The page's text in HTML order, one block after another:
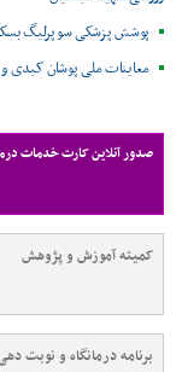
پوشش پزشکی سوپرلیگ بسکتبال ۳ نفره در مجموعه
معاینات ملی پوشان کبدی و
صدور آنلاین کارت خدمات
کمیته آموزش و پژوهش
برنامه درمانگاه و نوبت